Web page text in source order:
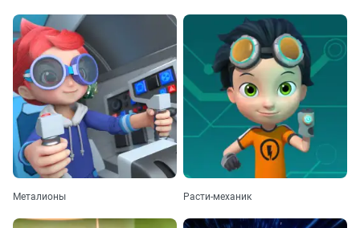
Металионы Расти-механик